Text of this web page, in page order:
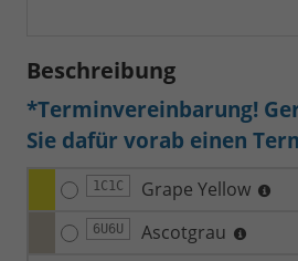
Beschreibung
*Terminvereinbarung!
Sie dafür vorab einen
1C1C Grape Yellow
6U6U Ascotgrau